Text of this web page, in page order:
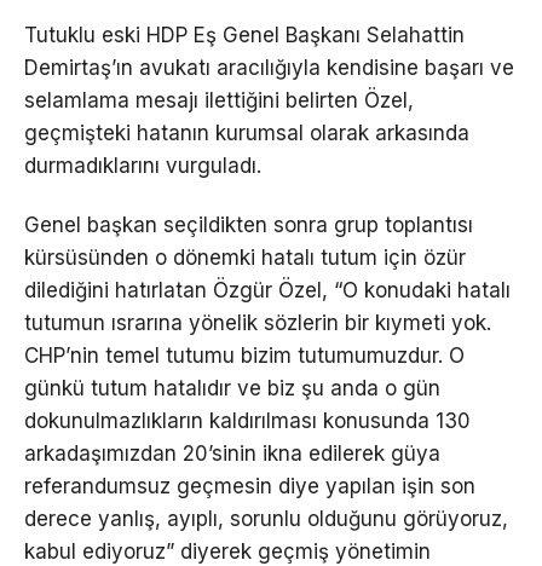
Tutuklu eski HDP Eş Genel Başkanı Selahattin
Demirtaş’ın avukatı aracılığıyla kendisine başarı ve
selamlama mesajı ilettiğini belirten Özel,
geçmişteki hatanın kurumsal olarak arkasında
durmadıklarını vurguladı.
Genel başkan seçildikten sonra grup toplantısı
kürsüsünden o dönemki hatalı tutum için özür
dilediğini hatırlatan Özgür Özel, “O konudaki hatalı
tutumun ısrarına yönelik sözlerin bir kıymeti yok.
CHP’nin temel tutumu bizim tutumumuzdur. O
günkü tutum hatalıdır ve biz şu anda o gün
dokunulmazlıkların kaldırılması konusunda 130
arkadaşımızdan 20’sinin ikna edilerek güya
referandumsuz geçmesin diye yapılan işin son
derece yanlış, ayıplı, sorunlu olduğunu görüyoruz,
kabul ediyoruz” diyerek geçmiş yönetimin